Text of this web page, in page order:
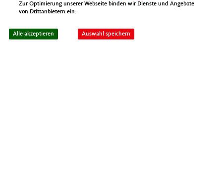
10
11 12 13 14 15
16
24
25 26 27 28
Zur Optimierung unserer Webseite binden wir Dienste und Angebote
von Drittanbietern ein.
Alle akzeptieren Auswahl speichern